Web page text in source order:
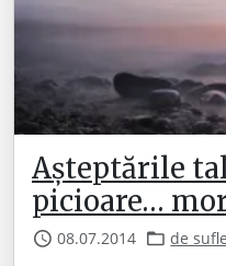
Așteptările
picioare…
08.07.2014 de